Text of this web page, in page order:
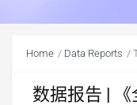
Home Data Reports
数据报告 |